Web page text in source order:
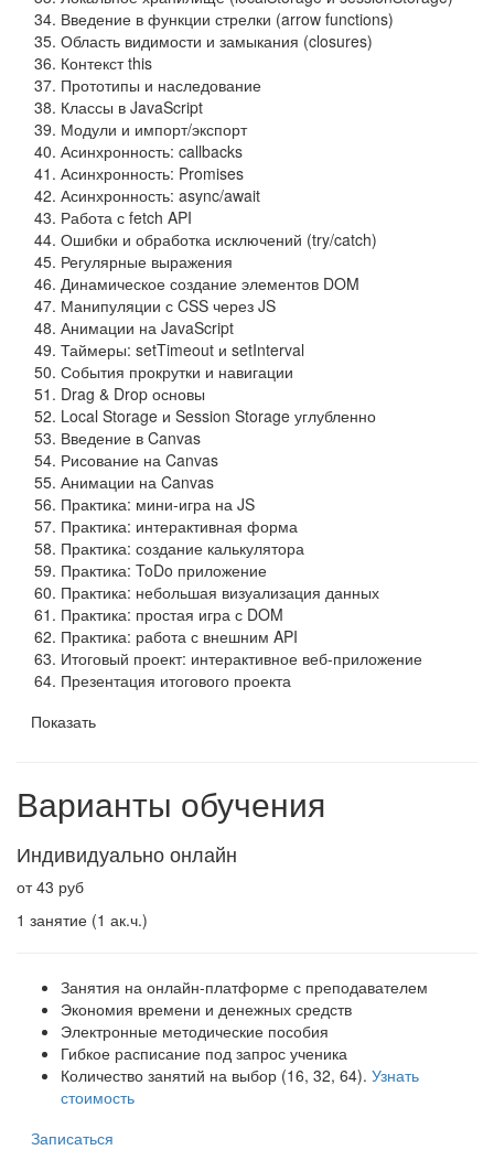
Введение в функции стрелки (arrow functions)
Область видимости и замыкания (closures)
Контекст this
Прототипы и наследование
Классы в JavaScript
Модули и импорт/экспорт
Асинхронность: callbacks
Асинхронность: Promises
Асинхронность: async/await
Работа с fetch API
Ошибки и обработка исключений (try/catch)
Регулярные выражения
Динамическое создание элементов DOM
Манипуляции с CSS через JS
Анимации на JavaScript
Таймеры: setTimeout и setInterval
События прокрутки и навигации
Drag & Drop основы
Local Storage и Session Storage углубленно
Введение в Canvas
Рисование на Canvas
Анимации на Canvas
Практика: мини-игра на JS
Практика: интерактивная форма
Практика: создание калькулятора
Практика: ToDo приложение
Практика: небольшая визуализация данных
Практика: простая игра с DOM
Практика: работа с внешним API
Итоговый проект: интерактивное веб-приложение
Презентация итогового проекта
Показать
Варианты обучения
Индивидуально онлайн
от 43 руб
1 занятие (1 ак.ч.)
Занятия на онлайн-платформе с преподавателем
Экономия времени и денежных средств
Электронные методические пособия
Гибкое расписание под запрос ученика
Количество занятий на выбор (16, 32, 64). Узнать
стоимость
Записаться